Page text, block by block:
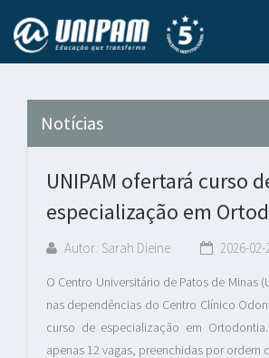
Notícias
UNIPAM ofertará curso
especialização em
Autor: Sarah Dieine 2026-02-
O Centro Universitário de Patos de Minas
nas dependências do Centro Clínico
curso de especialização em
apenas 12 vagas, preenchidas por ordem